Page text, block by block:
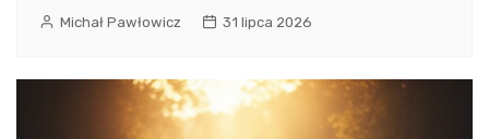
Michał Pawłowicz 31 lipca 2026